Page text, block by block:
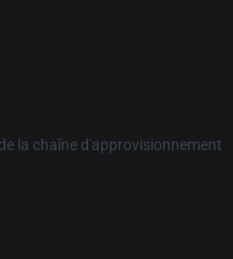
la chaîne d'approvisionnement